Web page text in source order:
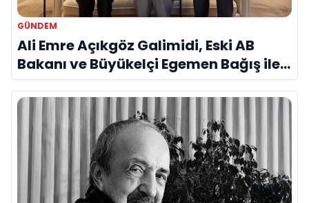
GÜNDEM
Ali Emre Açıkgöz Galimidi, Eski AB
Bakanı ve Büyükelçi Egemen Bağış ile
Bir Araya Geldi